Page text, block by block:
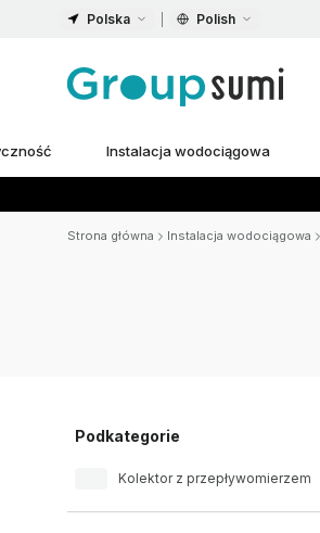
Polska Polish
Instalacja wodociągowa
Strona główna Instalacja wodociągowa
Podkategorie
Kolektor z przepływomierzem